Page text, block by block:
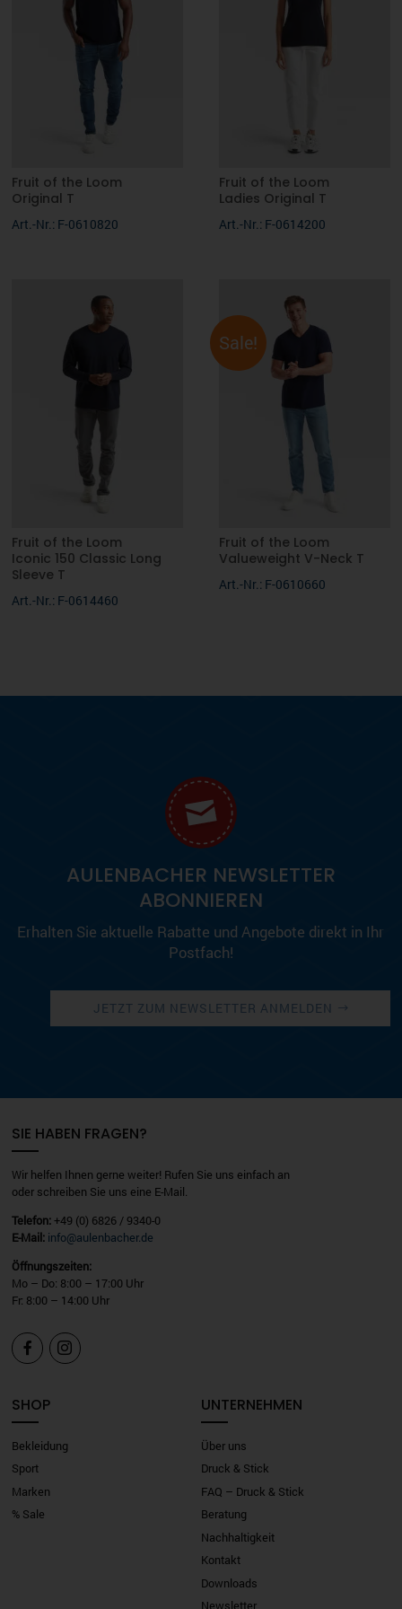
Fruit of the Loom
Original T
Art.-Nr.: F-0610820
Fruit of the Loom
Ladies Original T
Art.-Nr.: F-0614200
Fruit of the Loom
Iconic 150 Classic Long
Sleeve T
Art.-Nr.: F-0614460
Sale!
Fruit of the Loom
Valueweight V-Neck T
Art.-Nr.: F-0610660
AULENBACHER NEWSLETTER
ABONNIEREN
Erhalten Sie aktuelle Rabatte und Angebote direkt in Ihr
Postfach!
JETZT ZUM NEWSLETTER ANMELDEN
SIE HABEN FRAGEN?
Wir helfen Ihnen gerne weiter! Rufen Sie uns einfach an
oder schreiben Sie uns eine E-Mail.
Telefon:+49 (0) 6826 / 9340-0
E-Mail: info@aulenbacher.de
Öffnungszeiten:
Mo – Do: 8:00 – 17:00 Uhr
Fr: 8:00 – 14:00 Uhr
 
SHOP
Bekleidung
Sport
Marken
% Sale
UNTERNEHMEN
Über uns
Druck & Stick
FAQ – Druck & Stick
Beratung
Nachhaltigkeit
Kontakt
Downloads